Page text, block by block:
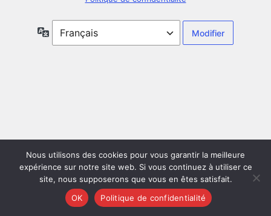
Langue
Nous utilisons des cookies pour vous garantir la meilleure
expérience sur notre site web. Si vous continuez à utiliser ce
site, nous supposerons que vous en êtes satisfait.
OK
Politique de confidentialité